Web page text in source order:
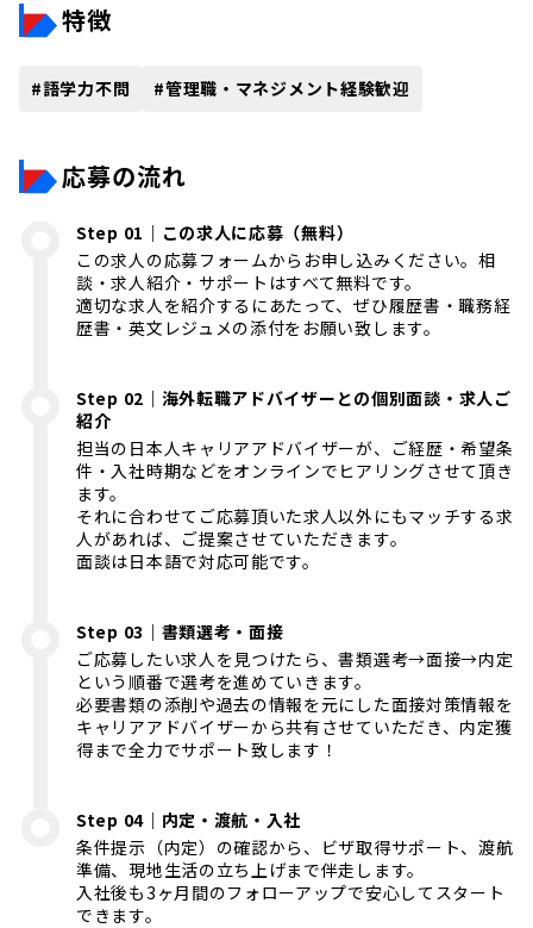
特徴
#語学力不問 #管理職・マネジメント経験歓迎
応募の流れ
Step 01｜この求人に応募（無料）
この求人の応募フォームからお申し込みください。相
談・求人紹介・サポートはすべて無料です。
適切な求人を紹介するにあたって、ぜひ履歴書・職務経
歴書・英文レジュメの添付をお願い致します。
Step 02｜海外転職アドバイザーとの個別面談・求人ご
紹介
担当の日本人キャリアアドバイザーが、ご経歴・希望条
件・入社時期などをオンラインでヒアリングさせて頂き
ます。
それに合わせてご応募頂いた求人以外にもマッチする求
人があれば、ご提案させていただきます。
面談は日本語で対応可能です。
Step 03｜書類選考・面接
ご応募したい求人を見つけたら、書類選考→面接→内定
という順番で選考を進めていきます。
必要書類の添削や過去の情報を元にした面接対策情報を
キャリアアドバイザーから共有させていただき、内定獲
得まで全力でサポート致します！
Step 04｜内定・渡航・入社
条件提示（内定）の確認から、ビザ取得サポート、渡航
準備、現地生活の立ち上げまで伴走します。
入社後も3ヶ月間のフォローアップで安心してスタート
できます。